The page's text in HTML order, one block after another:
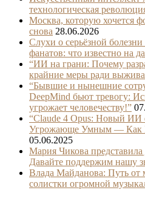
технологическая
Москва, которую хочется
снова 28.06.2026
Слухи о серьёзной
фанатов: что известно на
“ИИ на грани: Почему
крайние меры ради
“Бывшие и нынешние
DeepMind бьют тревогу:
угрожает человечеству!”
“Claude 4 Opus: Новый ИИ
Угрожающе Умным — Как
05.06.2025
Мария Чикова
Давайте поддержим нашу
Влада Майданова: Путь от
солистки огромной